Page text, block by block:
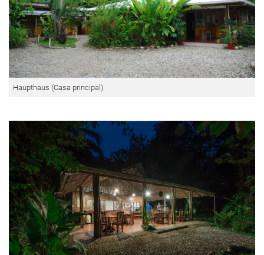
Haupthaus (Casa principal)